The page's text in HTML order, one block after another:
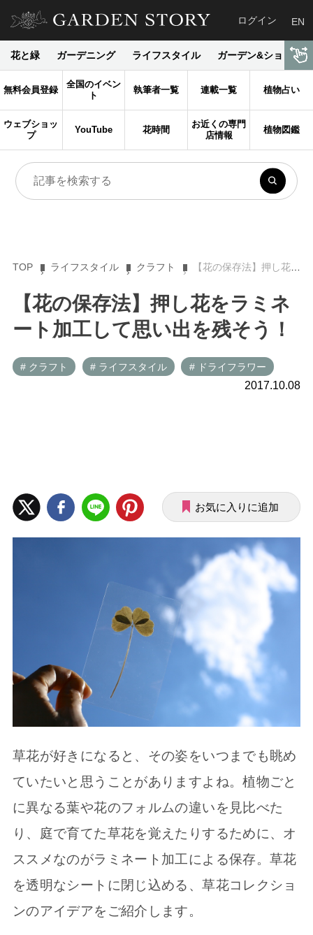
ログイン EN
花と緑 ガーデニング ライフスタイル ガーデン&ショップ
無料会員登録
全国のイベン
ト
執筆者一覧 連載一覧 植物占い
ウェブショッ
プ
YouTube 花時間
お近くの専門
店情報
植物図鑑
TOP ライフスタイル クラフト 【花の保存法】押し花をラミネート加工して思い出を残そう！
【花の保存法】押し花をラミネ
ート加工して思い出を残そう！
# クラフト # ライフスタイル # ドライフラワー
2017.10.08
お気に入りに追加
草花が好きになると、その姿をいつまでも眺め
ていたいと思うことがありますよね。植物ごと
に異なる葉や花のフォルムの違いを見比べた
り、庭で育てた草花を覚えたりするために、オ
ススメなのがラミネート加工による保存。草花
を透明なシートに閉じ込める、草花コレクショ
ンのアイデアをご紹介します。